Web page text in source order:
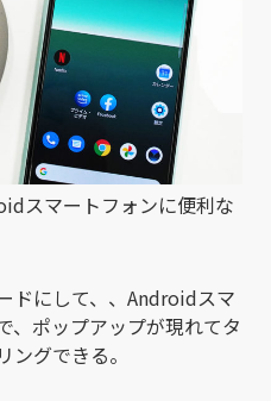
スマートフォンに便利な
ドにして、、Androidスマ
、ポップアップが現れてタ
ングできる。